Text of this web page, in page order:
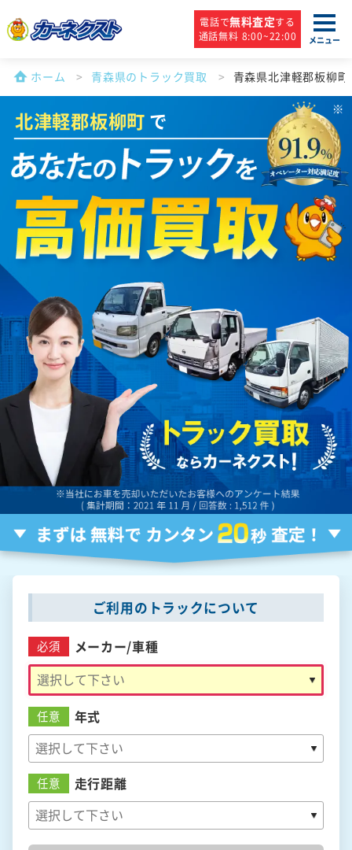
電話で無料査定する
通話無料 8:00~22:00
メニュー
ホーム 青森県のトラック買取 青森県北津軽郡板柳
北津軽郡板柳町 で
ご利用のトラックについて
必須 メーカー/車種
任意 年式
任意 走行距離